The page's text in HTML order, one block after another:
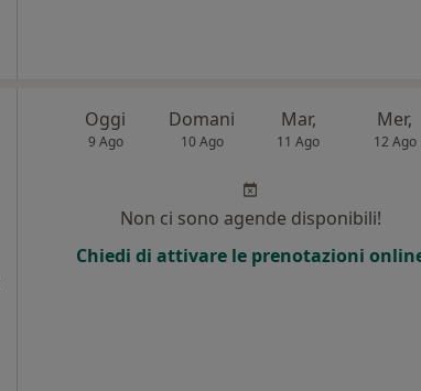
Oggi
9 Ago
Domani
10 Ago
Mar,
11 Ago
Mer,
12 Ago
Non ci sono agende disponibili!
Chiedi di attivare le prenotazioni